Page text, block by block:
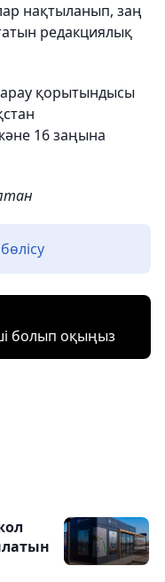
нақтыланып, заң
редакциялық
қорытындысы
16 заңына
болып оқыңыз